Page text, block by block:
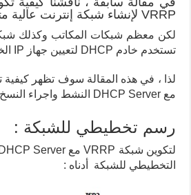
VRRP لإنشاء شبكة إنترنت عالية متاحة.
لكن معظم شبكات المكاتب وكذلك
تستخدم خادم DHCP لتعيين جهاز IP الخاص بها تلقائيًا.
مع DHCP Server النشط واجراء النسخ الاحتياطي.
رسم تخطيطي للشبكة :
التخطيطي للشبكة أدناه :